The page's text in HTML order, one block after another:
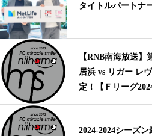
タイトルパートナ
【RNB南海放送
居浜 vs リガー レ
定！【Ｆリーグ
2024-2024シーズ